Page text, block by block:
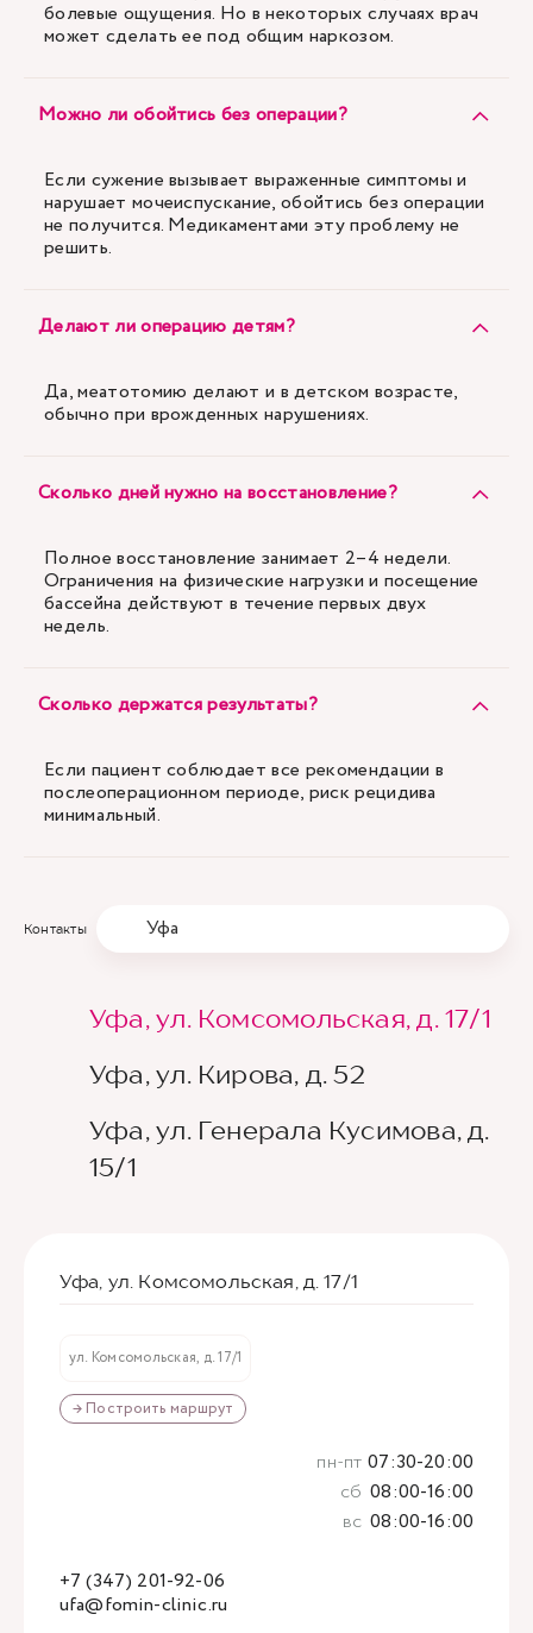
болевые ощущения. Но в некоторых случаях врач
может сделать ее под общим наркозом.
Можно ли обойтись без операции?
Если сужение вызывает выраженные симптомы и
нарушает мочеиспускание, обойтись без операции
не получится. Медикаментами эту проблему не
решить.
Делают ли операцию детям?
Да, меатотомию делают и в детском возрасте,
обычно при врожденных нарушениях.
Сколько дней нужно на восстановление?
Полное восстановление занимает 2–4 недели.
Ограничения на физические нагрузки и посещение
бассейна действуют в течение первых двух
недель.
Сколько держатся результаты?
Если пациент соблюдает все рекомендации в
послеоперационном периоде, риск рецидива
минимальный.
Контакты Уфа
Уфа, ул. Комсомольская, д. 17/1
Уфа, ул. Кирова, д. 52
Уфа, ул. Генерала Кусимова, д.
15/1
Уфа, ул. Комсомольская, д. 17/1
ул. Комсомольская, д. 17/1
→ Построить маршрут
ufa@fomin-clinic.ru
+7 (347) 201-92-06
пн-пт 07:30-20:00
сб 08:00-16:00
вс 08:00-16:00